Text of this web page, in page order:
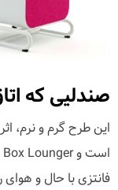
صندلیی که
فانتزی با حال و هوای